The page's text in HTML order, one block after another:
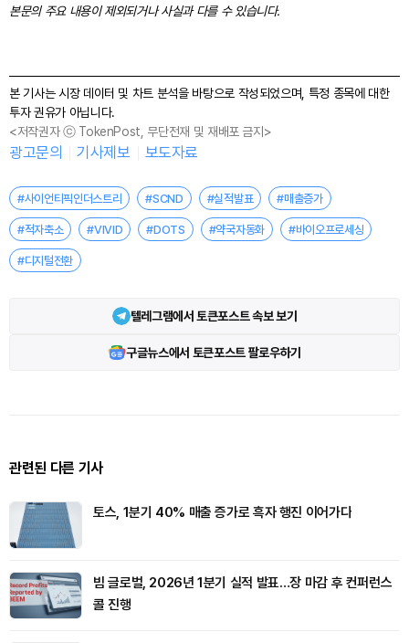
본문의 주요 내용이 제외되거나 사실과 다를 수 있습니다.
본 기사는 시장 데이터 및 차트 분석을 바탕으로 작성되었으며, 특정 종목에 대한
투자 권유가 아닙니다.
<저작권자 ⓒ TokenPost, 무단전재 및 재배포 금지>
광고문의 기사제보 보도자료
#사이언티픽인더스트리 #SCND #실적발표 #매출증가
#적자축소 #VIVID #DOTS #약국자동화 #바이오프로세싱
#디지털전환
텔레그램에서 토큰포스트 속보 보기
구글뉴스에서 토큰포스트 팔로우하기
관련된 다른 기사
토스, 1분기 40% 매출 증가로 흑자 행진 이어가다
빔 글로벌, 2026년 1분기 실적 발표…장 마감 후 컨퍼런스
콜 진행